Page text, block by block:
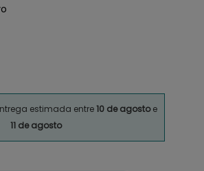
Entrega estimada entre10 de agostoe
11 de agosto